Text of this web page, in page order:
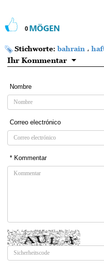
0 MÖGEN
Stichworte:bahrain ،
Ihr Kommentar
Nombre
Correo electrónico
* Kommentar